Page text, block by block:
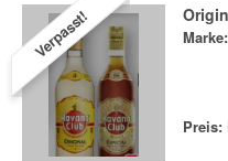
Verpasst! Marke:
Preis: